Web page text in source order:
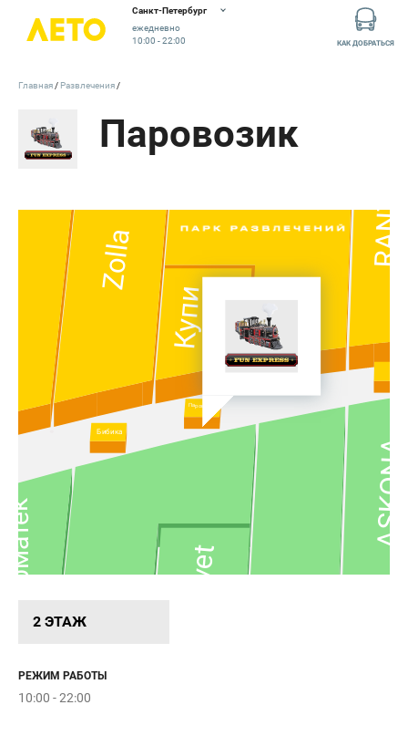
Санкт-Петербург
ежедневно
10:00 - 22:00
КАК ДОБРАТЬСЯ
Паровозик
2 ЭТАЖ
РЕЖИМ РАБОТЫ
10:00 - 22:00
Zolla
КупиСлона
RANT
Velvet
Орматек
Паровозик
Бибика
Главная Развлечения